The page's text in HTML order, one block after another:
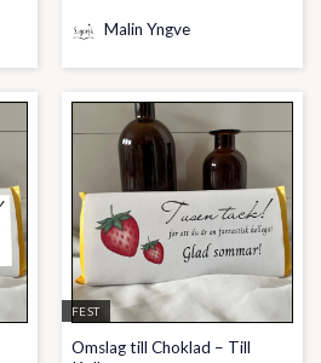
Malin Yngve
FEST
Omslag till Choklad – Till